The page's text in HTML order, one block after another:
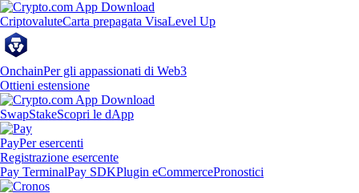
CriptovaluteCarta prepagata VisaLevel Up
OnchainPer gli appassionati di Web3
Ottieni estensione
SwapStakeScopri le dApp
PayPer esercenti
Registrazione esercente
Pay TerminalPay SDKPlugin eCommercePronostici